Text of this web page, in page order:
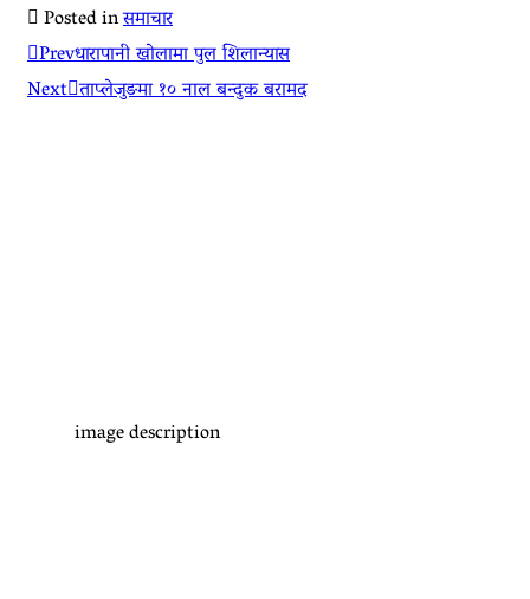
Posted inसमाचार
Prevधारापानी खोलामा पुल शिलान्यास
Next ताप्लेजुङमा १० नाल बन्दुक बरामद
image description